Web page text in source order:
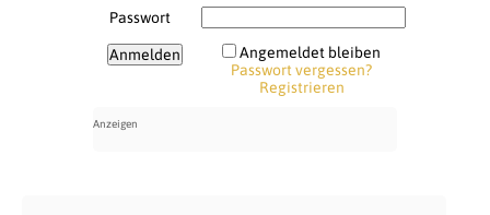
Passwort
Angemeldet bleiben
Passwort vergessen?
Registrieren